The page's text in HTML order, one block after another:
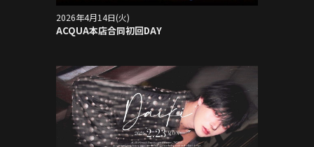
2026年4月14日(火)
ACQUA本店合同初回DAY